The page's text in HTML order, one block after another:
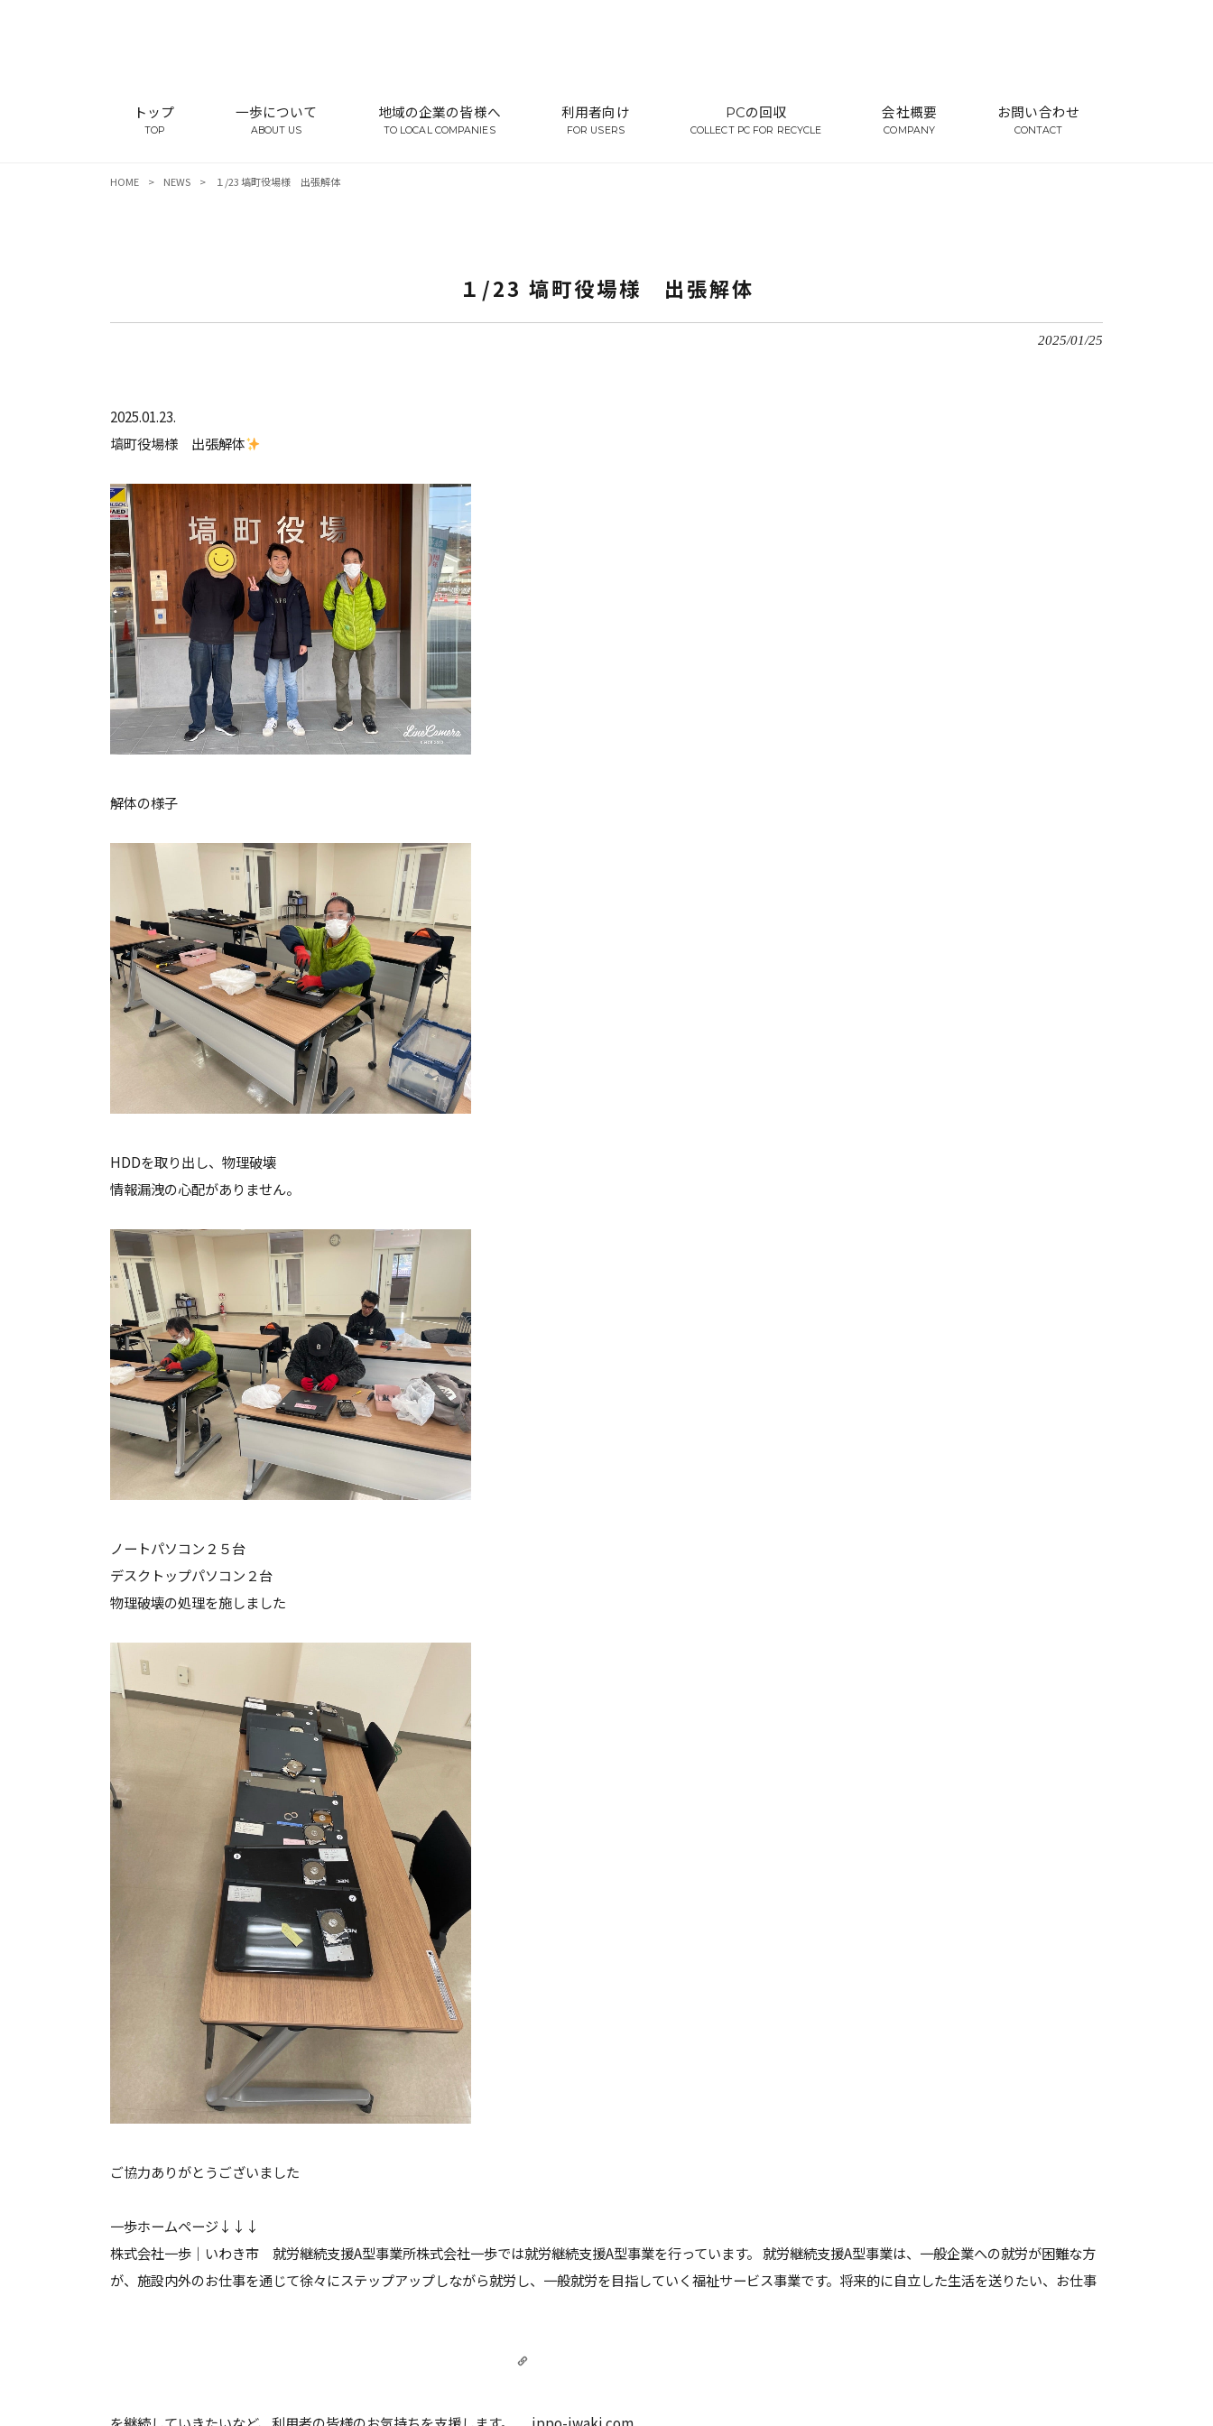
トップ
TOP
一歩について
ABOUT US
地域の企業の皆様へ
TO LOCAL COMPANIES
利用者向け
FOR USERS
PCの回収
COLLECT PC FOR RECYCLE
会社概要
COMPANY
お問い合わせ
CONTACT
HOME > NEWS > １/23 塙町役場様 出張解体
１/23 塙町役場様 出張解体
2025/01/25
2025.01.23.
塙町役場様 出張解体
解体の様子
HDDを取り出し、物理破壊
情報漏洩の心配がありません。
ノートパソコン２５台
デスクトップパソコン２台
物理破壊の処理を施しました
ご協力ありがとうございました
一歩ホームページ↓↓↓
株式会社一歩｜いわき市 就労継続支援A型事業所株式会社一歩では就労継続支援A型事業を行っています。 就労継続支援A型事業は、一般企業への就労が困難な方
が、施設内外のお仕事を通じて徐々にステップアップしながら就労し、一般就労を目指していく福祉サービス事業です。将来的に自立した生活を送りたい、お仕事